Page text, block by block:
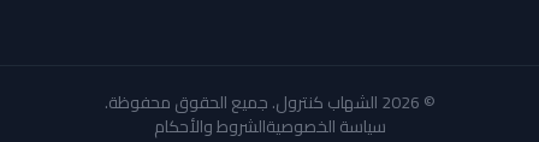
© 2026 الشهاب كنترول. جميع الحقوق محفوظة.
سياسة الخصوصيةالشروط والأحكام